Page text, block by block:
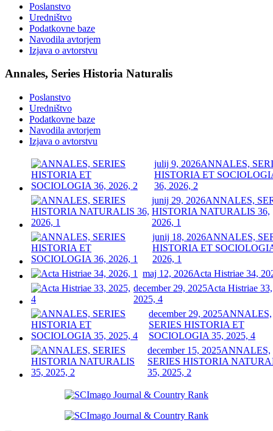
Poslanstvo
Uredništvo
Podatkovne baze
Navodila avtorjem
Izjava o avtorstvu
Annales, Series Historia Naturalis
Poslanstvo
Uredništvo
Podatkovne baze
Navodila avtorjem
Izjava o avtorstvu
julij 9, 2026ANNALES,
HISTORIA ET
36, 2026, 2
junij 29, 2026ANNALES,
HISTORIA NATURALIS 36,
2026, 1
junij 18, 2026ANNALES,
HISTORIA ET
2026, 1
maj 12, 2026Acta Histriae 34,
december 29, 2025Acta Histriae 33,
2025, 4
december 29, 2025ANNALES,
SERIES HISTORIA ET
SOCIOLOGIA 35, 2025, 4
december 15, 2025ANNALES,
SERIES HISTORIA
35, 2025, 2